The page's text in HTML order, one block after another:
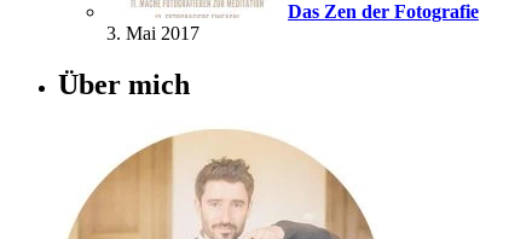
Das Zen der Fotografie
3. Mai 2017
Über mich